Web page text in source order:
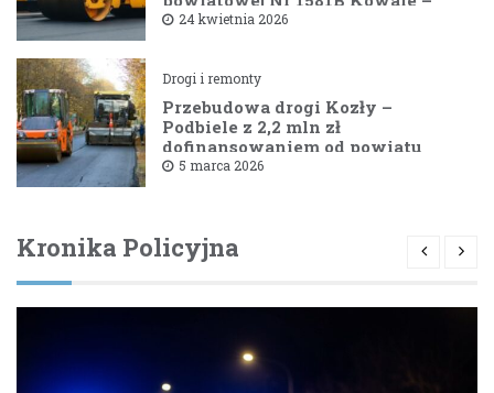
Filipy
24 kwietnia 2026
Drogi i remonty
Przebudowa drogi Kozły –
Podbiele z 2,2 mln zł
dofinansowaniem od powiatu
bielskiego
5 marca 2026
Kronika Policyjna